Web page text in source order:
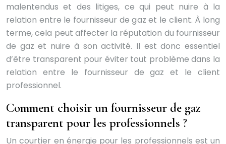
malentendus et des litiges, ce qui peut nuire à la
relation entre le fournisseur de gaz et le client. À long
terme, cela peut affecter la réputation du fournisseur
de gaz et nuire à son activité. Il est donc essentiel
d’être transparent pour éviter tout problème dans la
relation entre le fournisseur de gaz et le client
professionnel.
Comment choisir un fournisseur de gaz
transparent pour les professionnels ?
Un courtier en énergie pour les professionnels est un